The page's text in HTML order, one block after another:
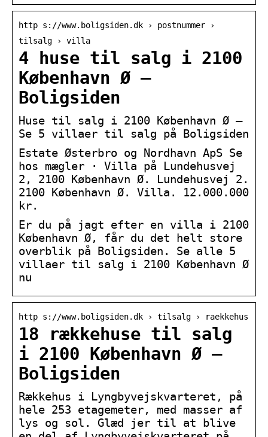
http s://www.boligsiden.dk › postnummer ›
tilsalg › villa
4 huse til salg i 2100
København Ø –
Boligsiden
Huse til salg i 2100 København Ø –
Se 5 villaer til salg på Boligsiden
Estate Østerbro og Nordhavn ApS Se
hos mægler · Villa på Lundehusvej
2, 2100 København Ø. Lundehusvej 2.
2100 København Ø. Villa. 12.000.000
kr.
Er du på jagt efter en villa i 2100
København Ø, får du det helt store
overblik på Boligsiden. Se alle 5
villaer til salg i 2100 København Ø
nu
http s://www.boligsiden.dk › tilsalg › raekkehus
18 rækkehuse til salg
i 2100 København Ø –
Boligsiden
Rækkehus i Lyngbyvejskvarteret, på
hele 253 etagemeter, med masser af
lys og sol. Glæd jer til at blive